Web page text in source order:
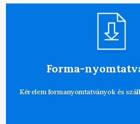
Forma-
Kérelem formanyomtatványok és